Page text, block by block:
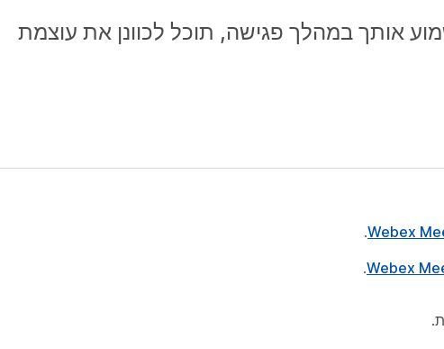
במהלך פגישה, תוכל לכוונן את עוצמת
.
.
.